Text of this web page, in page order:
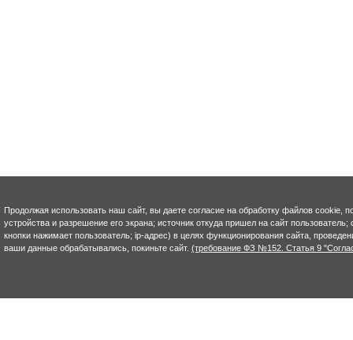
Продолжая использовать наш сайт, вы даете согласие на обработку файлов
устройства и разрешение его экрана; источник откуда пришел на сайт
кнопки нажимает пользователь; ip-адрес) в целях функционирования сайта,
ваши данные обрабатывались, покиньте сайт. (требование ФЗ №152. Статья 9